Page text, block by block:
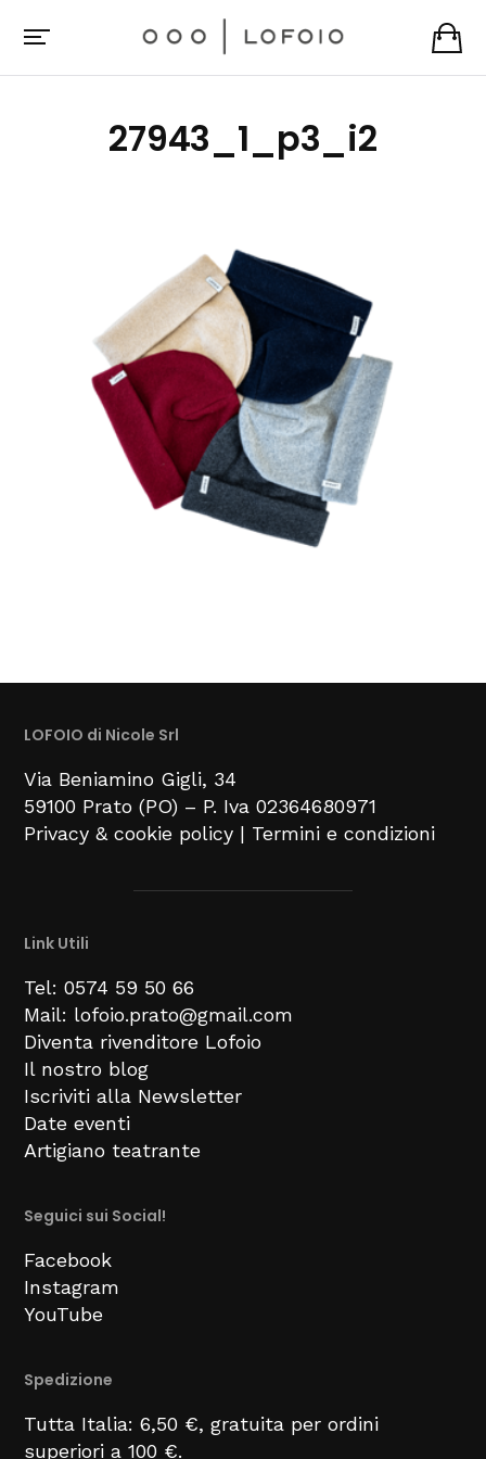
27943_1_p3_i2
LOFOIO di Nicole Srl
Via Beniamino Gigli, 34
59100 Prato (PO) – P. Iva 02364680971
Privacy & cookie policy | Termini e condizioni
Link Utili
Tel: 0574 59 50 66
Mail: lofoio.prato@gmail.com
Diventa rivenditore Lofoio
Il nostro blog
Iscriviti alla Newsletter
Date eventi
Artigiano teatrante
Seguici sui Social!
Facebook
Instagram
YouTube
Spedizione
Tutta Italia: 6,50 €, gratuita per ordini
superiori a 100 €.